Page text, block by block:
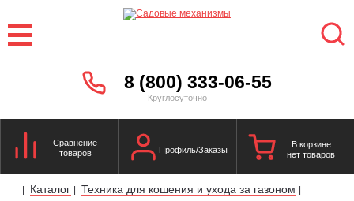
8 (800) 333-06-55
Круглосуточно
Сравнение
товаров
Профиль/Заказы
В корзине
нет товаров
| Каталог | Техника для кошения и ухода за газоном |